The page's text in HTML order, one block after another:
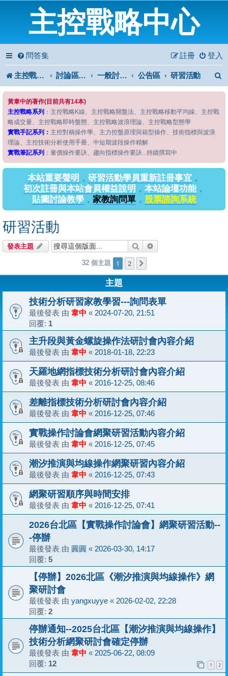
主控戰略中心
問答集 登入
註冊
主控戰略中心 討論區首頁 一般討論區 公告區 研習活動
黃韋中的著作(目前共有14本)
主控戰略系列 ：主控戰略K線、主控戰略開盤法、主控戰略移動平均線、主控戰
略成交量、主控戰略即時盤態、主控戰略波浪理論、主控戰略型態學
實戰手記系列： 主控對稱操作學、主力控盤原理與箱型操作、技術指標與波浪
理論、主控技術分析使用手冊、中短期波段操作精解
實戰筆記系列 ：量價操作要訣、趨向指標操作要訣...持續撰寫中
本站重要聲明 ， 研習活動學員重新註冊事宜 ，
初次註冊與本站會員權益說明 ， 本站論壇功能，
貼圖討論教學， 家教詢問單， 股票諮詢系統
研習活動
發表主題 搜尋
32 個主題 1 2
主題
技術分析研習家教學習---詢問表單
最後發表 由 韋中 « 2024-07-20, 21:51
回覆: 1
主升段與黃金螺旋操作法研討會內容介紹
最後發表 由 韋中 « 2018-01-18, 22:23
天羅地網指標技術分析研討會內容介紹
最後發表 由 韋中 « 2016-12-25, 08:46
差離指標技術分析研討會內容介紹
最後發表 由 韋中 « 2016-12-25, 07:46
實戰操作討論會網聚研習活動內容介紹
最後發表 由 韋中 « 2016-12-25, 07:45
潮汐推演與均線操作網聚研習內容介紹
最後發表 由 韋中 « 2016-12-25, 07:43
網聚研習順序與時間安排
最後發表 由 韋中 « 2016-12-25, 07:41
2026台北區【實戰操作討論會】網聚研習活動--
-停辦
最後發表 由 圓圓 « 2026-03-30, 14:17
回覆: 5
【停辦】2026北區《潮汐推演與均線操作》網
聚研討會
最後發表 由 yangxuyye « 2026-02-02, 22:28
回覆: 2
停辦通知--2025台北區【潮汐推演與均線操作】
技術分析網聚研討會確定停辦
最後發表 由 韋中 « 2025-06-22, 08:09
回覆: 12 1 2